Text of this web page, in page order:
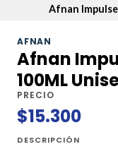
Afnan
AFNAN
Afnan
100ML
PRECIO
$15.300
DESCRIPCIÓN